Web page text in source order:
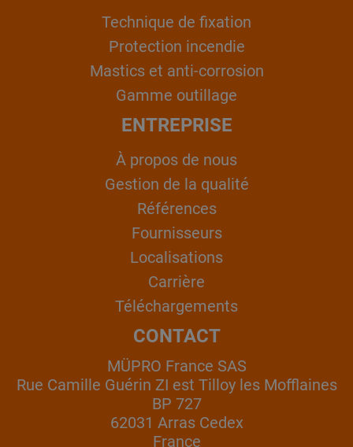
Technique de fixation
Protection incendie
Mastics et anti-corrosion
Gamme outillage
ENTREPRISE
À propos de nous
Gestion de la qualité
Références
Fournisseurs
Localisations
Carrière
Téléchargements
CONTACT
MÜPRO France SAS
Rue Camille Guérin ZI est Tilloy les Mofflaines
BP 727
62031 Arras Cedex
France